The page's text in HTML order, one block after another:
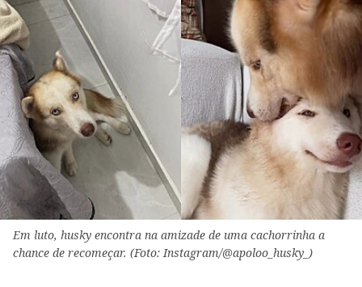
Em luto, husky encontra na amizade de uma cachorrinha a
chance de recomeçar. (Foto: Instagram/@apoloo_husky_)